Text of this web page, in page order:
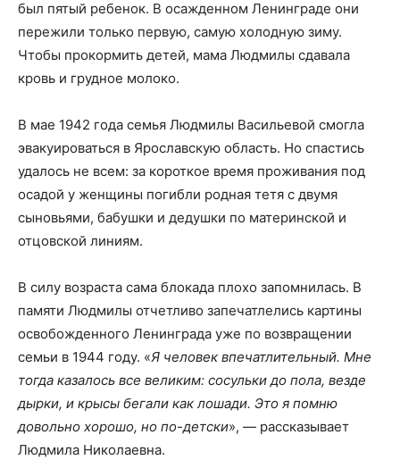
был пятый ребенок. В осажденном Ленинграде они
пережили только первую, самую холодную зиму.
Чтобы прокормить детей, мама Людмилы сдавала
кровь и грудное молоко.
В мае 1942 года семья Людмилы Васильевой смогла
эвакуироваться в Ярославскую область. Но спастись
удалось не всем: за короткое время проживания под
осадой у женщины погибли родная тетя с двумя
сыновьями, бабушки и дедушки по материнской и
отцовской линиям.
В силу возраста сама блокада плохо запомнилась. В
памяти Людмилы отчетливо запечатлелись картины
освобожденного Ленинграда уже по возвращении
семьи в 1944 году. «Я человек впечатлительный. Мне
тогда казалось все великим: сосульки до пола, везде
дырки, и крысы бегали как лошади. Это я помню
довольно хорошо, но по-детски», — рассказывает
Людмила Николаевна.